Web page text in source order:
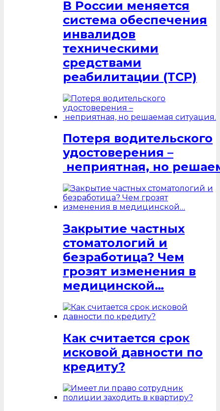
В России меняется
система обеспечения
инвалидов
техническими
средствами
реабилитации (ТСР)
Потеря водительского
удостоверения –
неприятная, но
Закрытие частных
стоматологий и
безработица? Чем
грозят изменения в
медицинской…
Как считается срок
исковой давности по
кредиту?